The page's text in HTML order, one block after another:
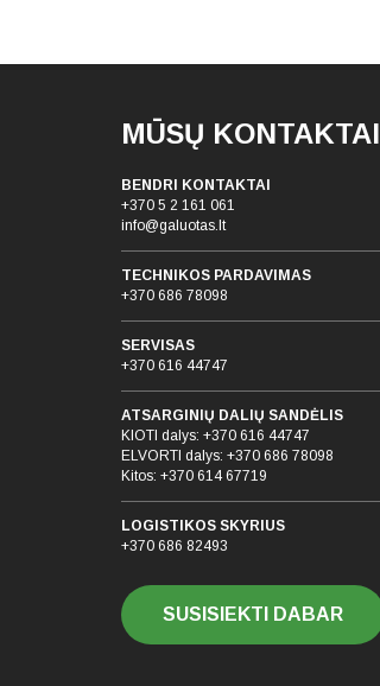
MŪSŲ KONTAKTAI
BENDRI KONTAKTAI
+370 5 2 161 061
info@galuotas.lt
TECHNIKOS PARDAVIMAS
+370 686 78098
SERVISAS
+370 616 44747
ATSARGINIŲ DALIŲ SANDĖLIS
KIOTI dalys: +370 616 44747
ELVORTI dalys: +370 686 78098
Kitos: +370 614 67719
LOGISTIKOS SKYRIUS
+370 686 82493
SUSISIEKTI DABAR